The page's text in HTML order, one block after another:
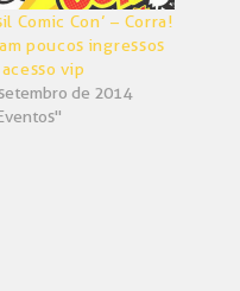
Comic Con’ – Corra!
poucos ingressos
vip
de 2014